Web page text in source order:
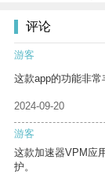
评论
游客
这款app的功能非常
2024-09-20
游客
这款加速器VPM应
护。